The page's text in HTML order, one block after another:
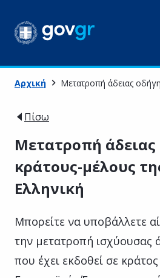
Αρχική Μετατροπή άδειας
Πίσω
Μετατροπή
κράτους-μέλους
Ελληνική
Μπορείτε να υποβάλλετε
την μετατροπή ισχύουσας
που έχει εκδοθεί σε